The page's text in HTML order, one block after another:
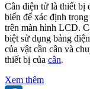
Cân điện tử là thiết bị
biến để xác định
trên màn hình LCD.
biệt sử dụng bảng
của vật cần cân và
thiết bị của cân.
Xem thêm